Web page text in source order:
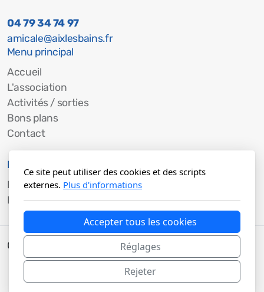
Partagez vos idées en nous
Amicale d'entraide
du personnel communal
de la Ville d'Aix-Les-Bains
Ce site peut utiliser des cookies et des scripts
externes. Plus d'informations
Accepter tous les cookies
Réglages
Rejeter